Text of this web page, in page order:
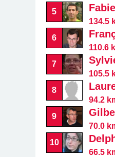
5
134.5
6
110.6
7
105.5
8
94.2
9
70.0
10
66.5